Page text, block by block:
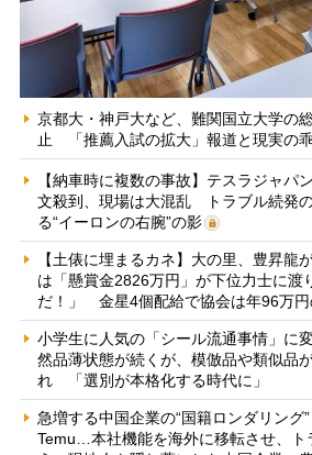
京都大・神戸大など、難関国立大学の
止 「推薦入試の拡大」報道と現実の
【納車時に複数の事故】テスラジャパ
文殺到、現場は大混乱 トラブル続発
る“イーロンの右腕”の影
【土俵に埋まるカネ】大の里、豊昇龍
は「懸賞金2826万円」が下位力士に渡
だ！」 金星4個配給で協会は年96万円
小学生に人気の「シール流通事情」に
然品薄状態が続くが、模倣品や類似品
れ 「選別が本格化する時代に」
急増する中国企業の“国籍ロンダリング
Temu…本社機能を海外に移転させ、ト